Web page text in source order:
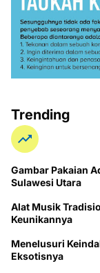
Trending
Gambar Pakaian
Sulawesi Utara
Alat Musik
Keunikannya
Menelusuri
Eksotisnya